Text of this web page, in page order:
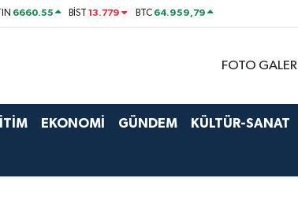
6660.55 BİST13.779 BTC 64.959,79
FOTO GALERİ
EKONOMİ GÜNDEM KÜLTÜR-SANAT